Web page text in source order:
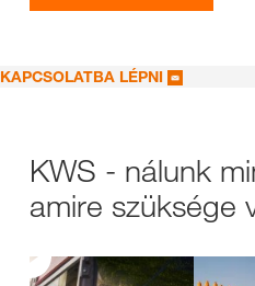
KAPCSOLATBA LÉPNI
KWS - nálunk
amire szüksége